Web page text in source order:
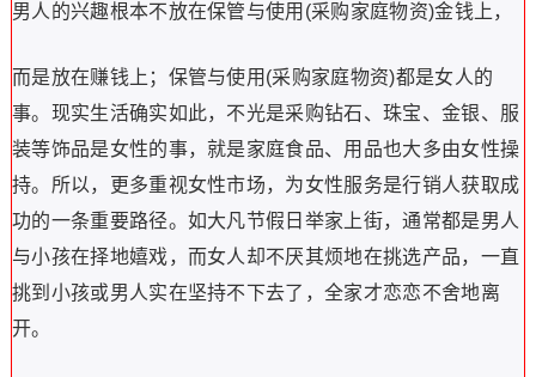
男人的兴趣根本不放在保管与使用(采购家庭物资)金钱上，
而是放在赚钱上；保管与使用(采购家庭物资)都是女人的
事。 现实生活确实如此，不光是采购钻石、珠宝、金银、服
装等饰品是女性的事，就是家庭食品、用品也大多由女性操
持。 所以，更多重视女性市场，为女性服务是行销人获取成
功的一条重要路径。 如大凡节假日举家上街，通常都是男人
与小孩在择地嬉戏，而女人却不厌其烦地在挑选产品，一直
挑到小孩或男人实在坚持不下去了，全家才恋恋不舍地离
开。